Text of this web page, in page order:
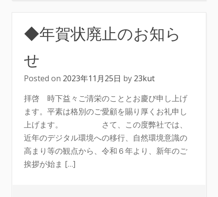
◆年賀状廃止のお知ら
せ
Posted on 2023年11月25日 by 23kut
拝啓 時下益々ご清栄のこととお慶び申し上げ
ます。平素は格別のご愛顧を賜り厚くお礼申し
上げます。 さて、この度弊社では、
近年のデジタル環境への移行、自然環境意識の
高まり等の観点から、令和６年より、新年のご
挨拶が始ま […]